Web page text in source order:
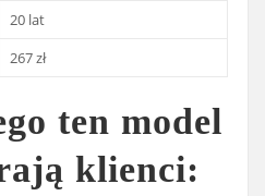
20 lat
267 zł
ten model
klienci: